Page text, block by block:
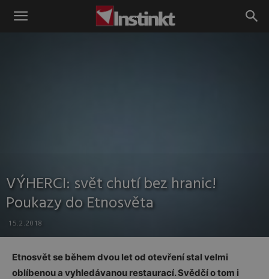
Instinkt
VÝHERCI: svět chutí bez hranic!
Poukazy do Etnosvěta
15.2.2018
Etnosvět se během dvou let od otevření stal velmi
oblíbenou a vyhledávanou restaurací. Svědčí o tom i